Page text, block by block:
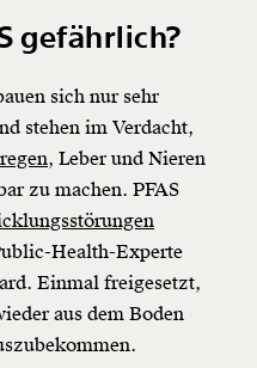
gefährlich?
sich nur sehr
stehen im Verdacht,
Leber und Nieren
zu machen. PFAS
Health-Experte
Einmal freigesetzt,
aus dem Boden